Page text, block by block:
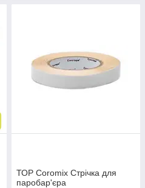
ТОР Coromix Стрічка для
паробар'єра